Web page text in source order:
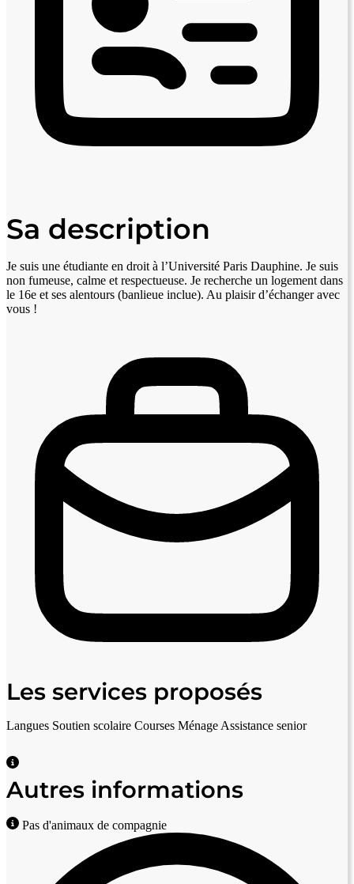
Sa description
Je suis une étudiante en droit à l’Université Paris Dauphine. Je suis
non fumeuse, calme et respectueuse. Je recherche un logement dans
le 16e et ses alentours (banlieue inclue). Au plaisir d’échanger avec
vous !
Les services proposés
Langues Soutien scolaire Courses Ménage Assistance senior
Autres informations
Pas d'animaux de compagnie